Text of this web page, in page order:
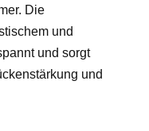
Die
und
und sorgt
und